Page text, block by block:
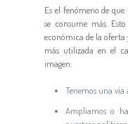
Es el fenómeno de
se consume más.
económica de la oferta
más utilizada en el
imagen:
Tenemos una vía
Ampliamos o